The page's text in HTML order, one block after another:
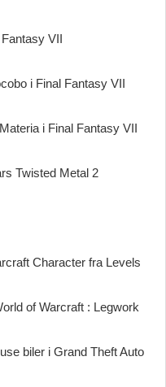
VII
i Final Fantasy VII
i Final Fantasy VII
Twisted Metal 2
Character fra Levels
of Warcraft : Legwork
biler i Grand Theft Auto